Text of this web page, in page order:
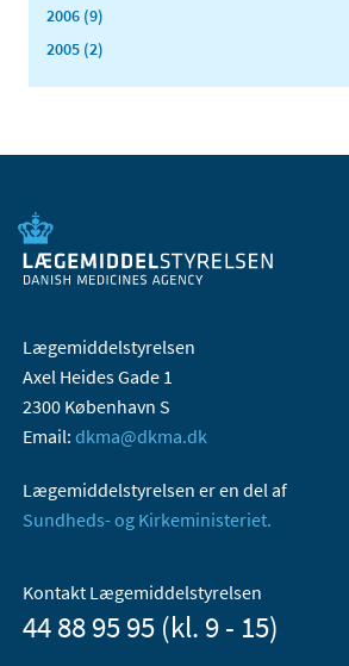
2006 (9)
2005 (2)
Lægemiddelstyrelsen
Axel Heides Gade 1
2300 København S
Email: dkma@dkma.dk
Lægemiddelstyrelsen er en del af
Sundheds- og Kirkeministeriet.
Kontakt Lægemiddelstyrelsen
44 88 95 95 (kl. 9 - 15)